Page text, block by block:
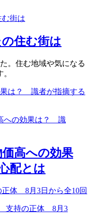
住む街は
。住む地域や気になる
は？ 識者が指摘する
高への効果
配とは
体 8月3日から全10回